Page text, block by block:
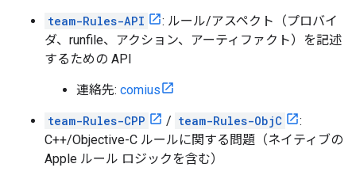
team-Rules-API
: ルール/アスペクト（プロバイ
ダ、runfile、アクション、アーティファクト）を記述
するための API
連絡先: comius
team-Rules-CPP / team-Rules-ObjC
:
C++/Objective-C ルールに関する問題（ネイティブの
Apple ルール ロジックを含む）